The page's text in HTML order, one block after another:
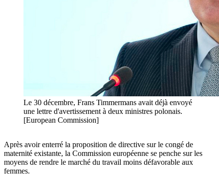
Le 30 décembre, Frans Timmermans avait déjà envoyé
une lettre d'avertissement à deux ministres polonais.
[European Commission]
Après avoir enterré la proposition de directive sur le congé de
maternité existante, la Commission européenne se penche sur les
moyens de rendre le marché du travail moins défavorable aux
femmes.